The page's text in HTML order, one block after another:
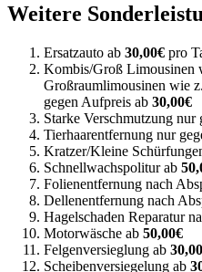
Weitere
Ersatzauto ab 30,00€ pro
Kombis/Groß Limousinen
Großraumlimousinen wie
gegen Aufpreis ab 30,00€
Starke Verschmutzung nur
Tierhaarentfernung nur
Kratzer/Kleine
Schnellwachspolitur ab
Folienentfernung nach
Dellenentfernung nach
Hagelschaden Reparatur
Motorwäsche ab 50,00€
Felgenversieglung ab
Scheibenversiegelung ab